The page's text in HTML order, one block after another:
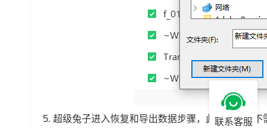
5. 超级兔子进入恢复和导出数据步骤，此过程同样不
联系客服